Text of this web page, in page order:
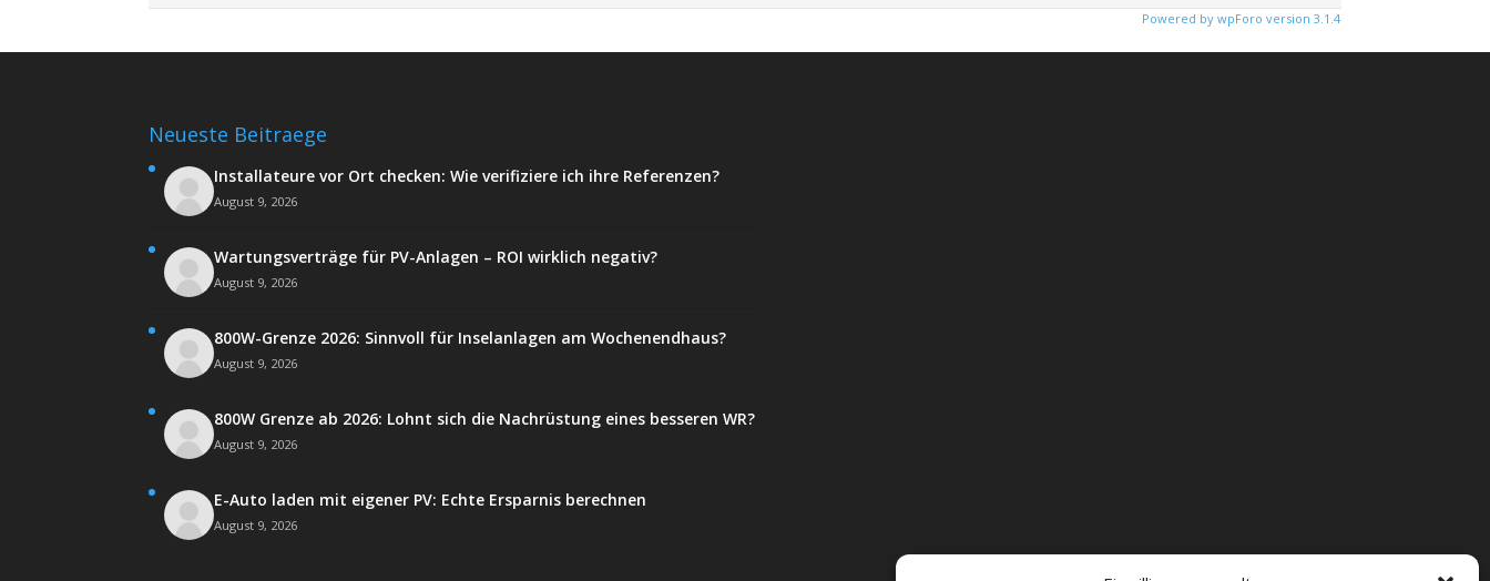
Powered by wpForo version 3.1.4
Neueste Beitraege
Installateure vor Ort checken: Wie verifiziere ich ihre Referenzen?
August 9, 2026
Wartungsverträge für PV-Anlagen – ROI wirklich negativ?
August 9, 2026
800W-Grenze 2026: Sinnvoll für Inselanlagen am Wochenendhaus?
August 9, 2026
800W Grenze ab 2026: Lohnt sich die Nachrüstung eines besseren WR?
August 9, 2026
E-Auto laden mit eigener PV: Echte Ersparnis berechnen
August 9, 2026